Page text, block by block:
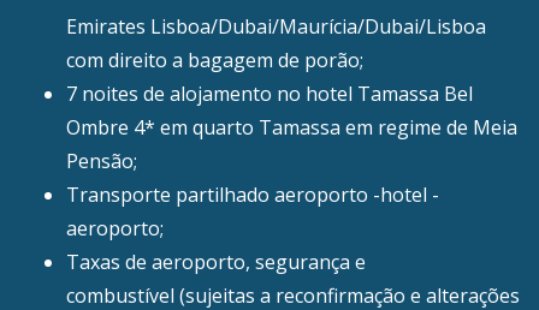
Emirates Lisboa/Dubai/Maurícia/Dubai/Lisboa
com direito a bagagem de porão;
7 noites de alojamento no hotel Tamassa Bel
Ombre 4* em quarto Tamassa em regime de Meia
Pensão;
Transporte partilhado aeroporto -hotel -
aeroporto;
Taxas de aeroporto, segurança e
combustível (sujeitas a reconfirmação e alterações